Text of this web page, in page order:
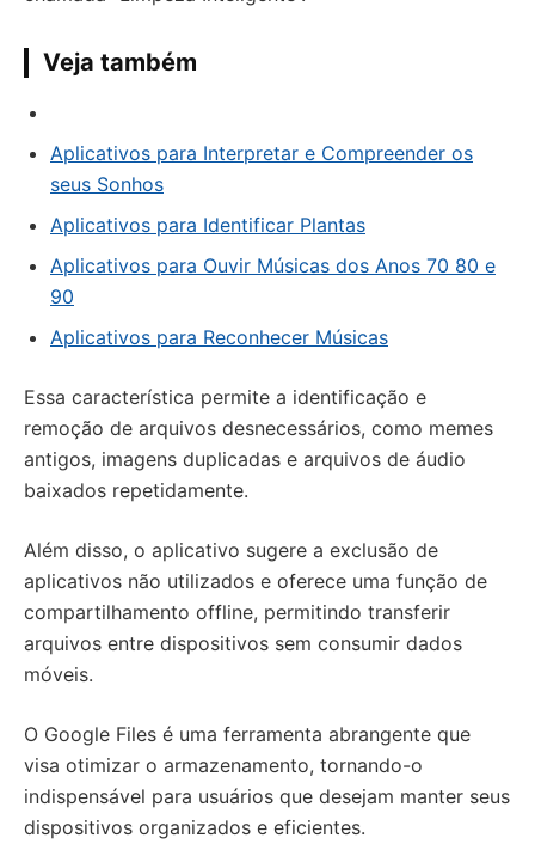
Veja também
Aplicativos para Interpretar e Compreender os
seus Sonhos
Aplicativos para Identificar Plantas
Aplicativos para Ouvir Músicas dos Anos 70 80 e
90
Aplicativos para Reconhecer Músicas
Essa característica permite a identificação e
remoção de arquivos desnecessários, como memes
antigos, imagens duplicadas e arquivos de áudio
baixados repetidamente.
Além disso, o aplicativo sugere a exclusão de
aplicativos não utilizados e oferece uma função de
compartilhamento offline, permitindo transferir
arquivos entre dispositivos sem consumir dados
móveis.
O Google Files é uma ferramenta abrangente que
visa otimizar o armazenamento, tornando-o
indispensável para usuários que desejam manter seus
dispositivos organizados e eficientes.